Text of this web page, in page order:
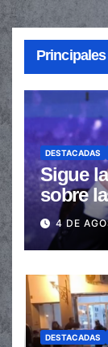
Principales
DESTACADAS
Sigue
sobre
de las
4 DE
DESTACADAS